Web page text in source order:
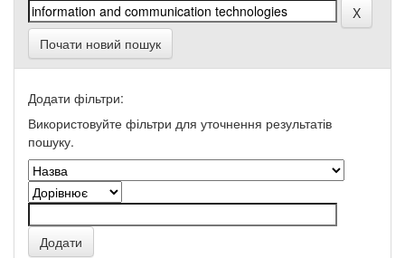
Почати новий пошук
Додати фільтри:
Використовуйте фільтри для уточнення результатів
пошуку.